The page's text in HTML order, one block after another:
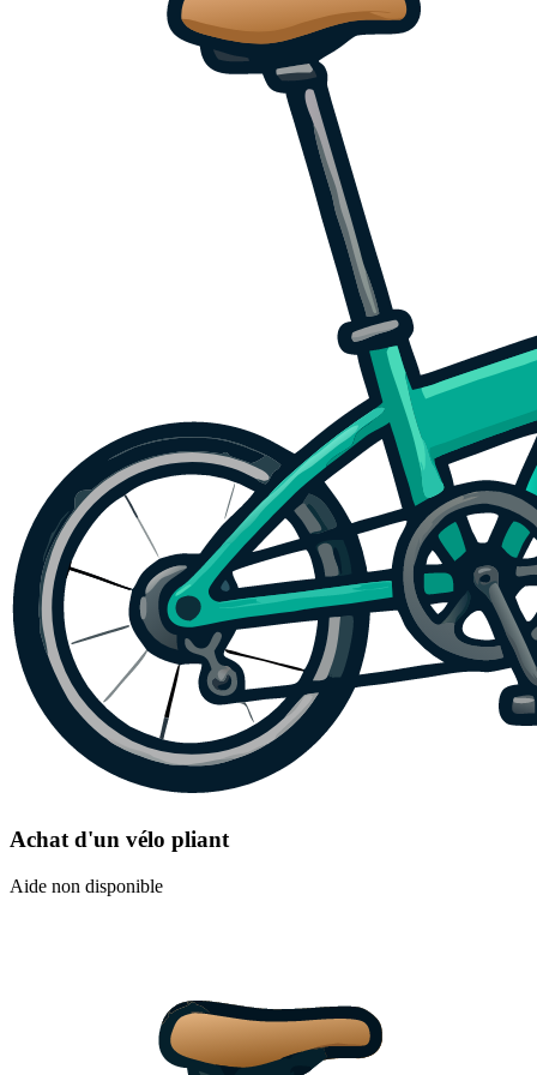
Achat d'un vélo pliant
Aide non disponible